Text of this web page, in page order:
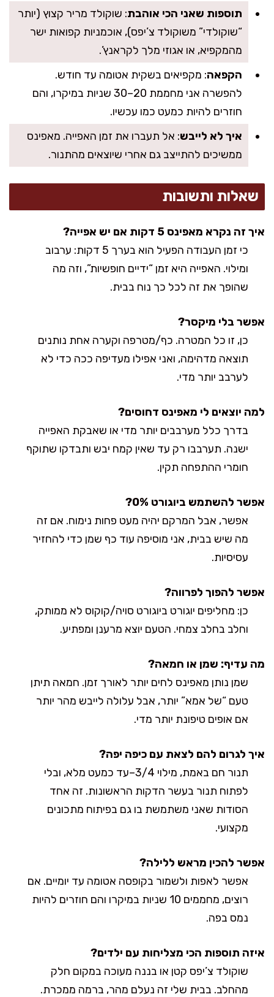
תוספות שאני הכי אוהבת: שוקולד מריר קצוץ (יותר
“שוקולדי” משוקולד צ’יפס), אוכמניות קפואות ישר
מהמקפיא, או אגוזי מלך לקראנץ’.
הקפאה: מקפיאים בשקית אטומה עד חודש.
להפשרה אני מחממת 20–30 שניות במיקרו, והם
חוזרים להיות כמעט כמו עכשיו.
איך לא לייבש: אל תעברו את זמן האפייה. מאפינס
ממשיכים להתייצב גם אחרי שיוצאים מהתנור.
שאלות ותשובות
איך זה נקרא מאפינס 5 דקות אם יש אפייה?
כי זמן העבודה הפעיל הוא בערך 5 דקות: ערבוב
ומילוי. האפייה היא זמן “ידיים חופשיות”, וזה מה
שהופך את זה לכל כך נוח בבית.
אפשר בלי מיקסר?
כן, זו כל המטרה. כף/מטרפה וקערה אחת נותנים
תוצאה מדהימה, ואני אפילו מעדיפה ככה כדי לא
לערבב יותר מדי.
למה יוצאים לי מאפינס דחוסים?
בדרך כלל מערבבים יותר מדי או שאבקת האפייה
ישנה. תערבבו רק עד שאין קמח יבש ותבדקו שתוקף
חומרי ההתפחה תקין.
אפשר להשתמש ביוגורט 0%?
אפשר, אבל המרקם יהיה מעט פחות נימוח. אם זה
מה שיש בבית, אני מוסיפה עוד כף שמן כדי להחזיר
עסיסיות.
אפשר להפוך לפרווה?
כן: מחליפים יוגורט ביוגורט סויה/קוקוס לא ממותק,
וחלב בחלב צמחי. הטעם יוצא מרענן ומפתיע.
מה עדיף: שמן או חמאה?
שמן נותן מאפינס לחים יותר לאורך זמן. חמאה תיתן
טעם “של אמא” יותר, אבל עלולה לייבש מהר יותר
אם אופים טיפונת יותר מדי.
איך לגרום להם לצאת עם כיפה יפה?
תנור חם באמת, מילוי 3/4–עד כמעט מלא, ובלי
לפתוח תנור בעשר הדקות הראשונות. זה אחד
הסודות שאני משתמשת בו גם בפיתוח מתכונים
מקצועי.
אפשר להכין מראש ללילה?
אפשר לאפות ולשמור בקופסה אטומה עד יומיים. אם
רוצים, מחממים 10 שניות במיקרו והם חוזרים להיות
נמס בפה.
איזה תוספות הכי מצליחות עם ילדים?
שוקולד צ’יפס קטן או בננה מעוכה במקום חלק
מהחלב. בבית שלי זה נעלם מהר, ברמה ממכרת.